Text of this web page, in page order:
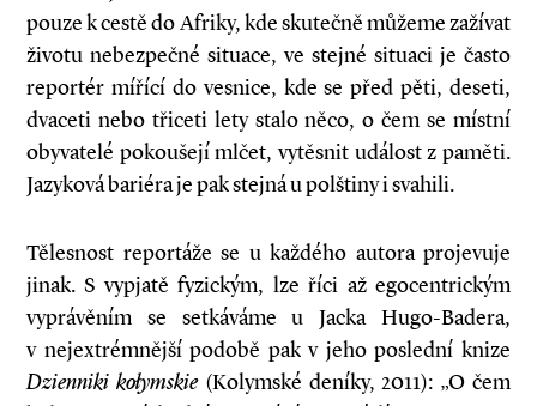
pouze k cestě do Afriky, kde skutečně můžeme zažívat
životu nebezpečné situace, ve stejné situaci je často
reportér mířící do vesnice, kde se před pěti, deseti,
dvaceti nebo třiceti lety stalo něco, o čem se místní
obyvatelé pokoušejí mlčet, vytěsnit událost z paměti.
Jazyková bariéra je pak stejná u polštiny i svahili.
Tělesnost reportáže se u každého autora projevuje
jinak. S vypjatě fyzickým, lze říci až egocentrickým
vyprávěním se setkáváme u Jacka Hugo-Badera,
v nejextrémnější podobě pak v jeho poslední knize
Dzienniki kołymskie(Kolymské deníky, 2011): „O čem